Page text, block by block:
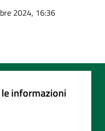
2024, 16:36
informazioni